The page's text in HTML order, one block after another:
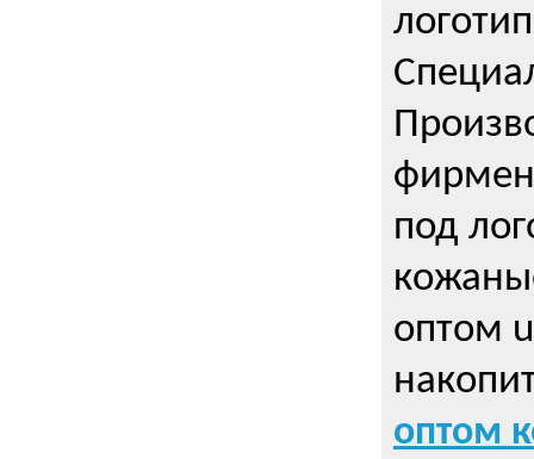
под
оптом
оптом